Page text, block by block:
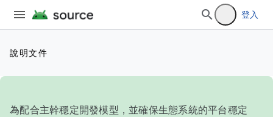
登入
說明文件
為配合主幹穩定開發模型，並確保生態系統的平台穩定